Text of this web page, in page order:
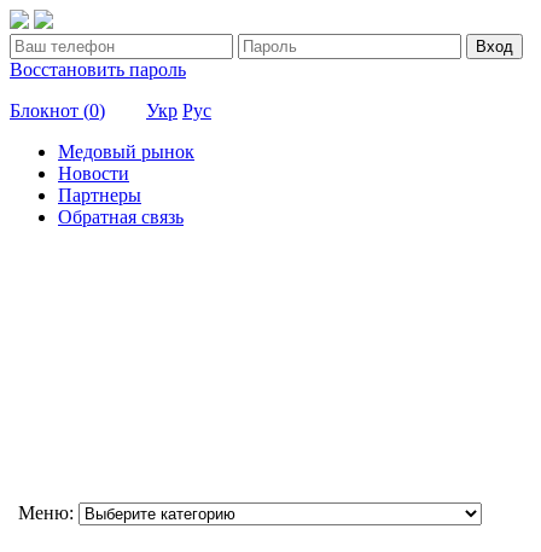
Вход
Восстановить пароль
Блокнот (0) Укр Рус
Медовый рынок
Новости
Партнеры
Обратная связь
Меню: